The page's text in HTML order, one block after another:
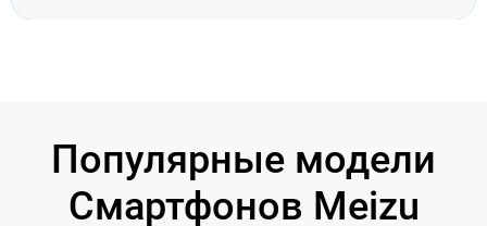
Популярные модели
Смартфонов Meizu